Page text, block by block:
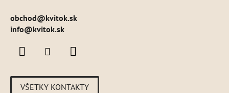
obchod@kvitok.sk
info@kvitok.sk
VŠETKY KONTAKTY